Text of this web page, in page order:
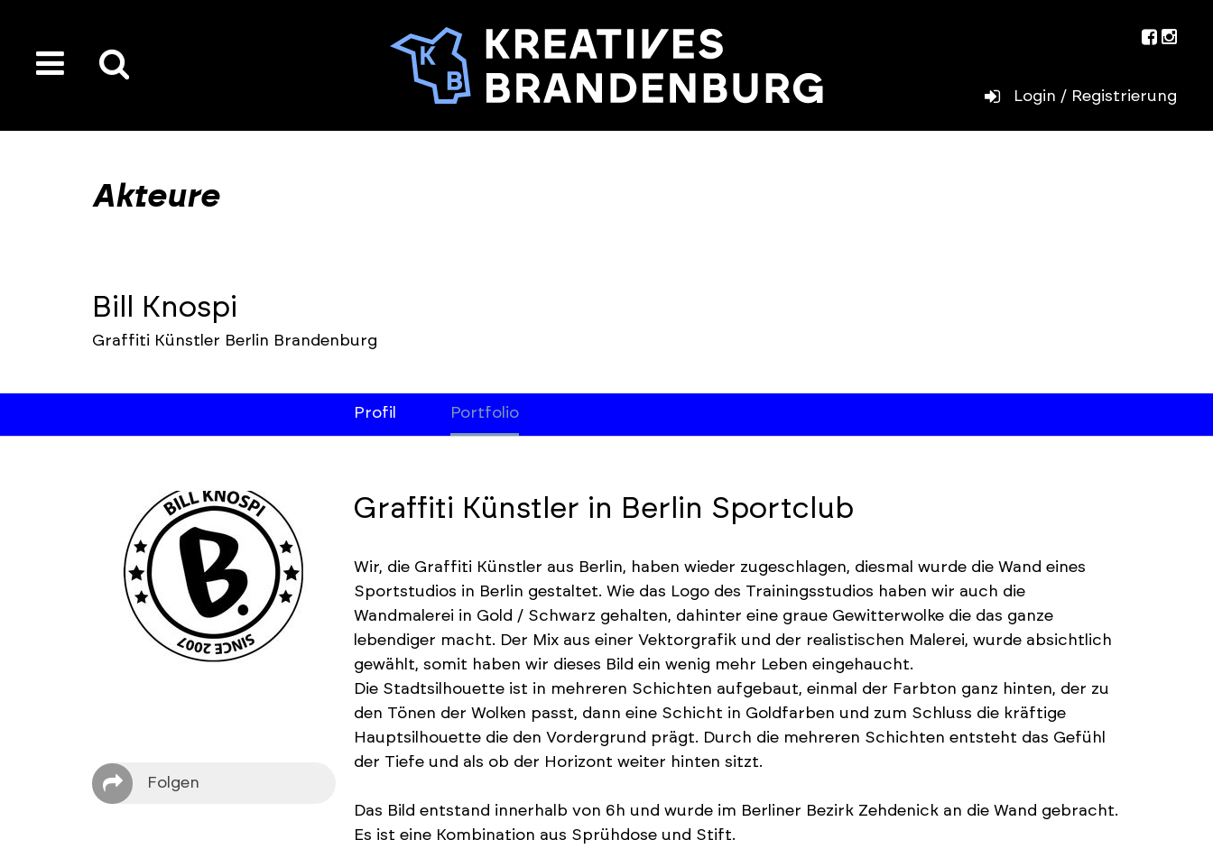
toggle
der
Seite
Login / Registrierung
Akteure
Bill Knospi
Graffiti Künstler Berlin Brandenburg
Profil Portfolio
Folgen
Graffiti Künstler in Berlin Sportclub
Wir, die Graffiti Künstler aus Berlin, haben wieder zugeschlagen, diesmal wurde die Wand eines
Sportstudios in Berlin gestaltet. Wie das Logo des Trainingsstudios haben wir auch die
Wandmalerei in Gold / Schwarz gehalten, dahinter eine graue Gewitterwolke die das ganze
lebendiger macht. Der Mix aus einer Vektorgrafik und der realistischen Malerei, wurde absichtlich
gewählt, somit haben wir dieses Bild ein wenig mehr Leben eingehaucht.
Die Stadtsilhouette ist in mehreren Schichten aufgebaut, einmal der Farbton ganz hinten, der zu
den Tönen der Wolken passt, dann eine Schicht in Goldfarben und zum Schluss die kräftige
Hauptsilhouette die den Vordergrund prägt. Durch die mehreren Schichten entsteht das Gefühl
der Tiefe und als ob der Horizont weiter hinten sitzt.
Das Bild entstand innerhalb von 6h und wurde im Berliner Bezirk Zehdenick an die Wand gebracht.
Es ist eine Kombination aus Sprühdose und Stift.